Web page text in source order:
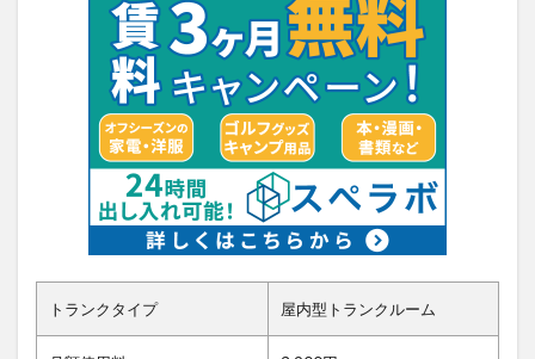
トランクタイプ 屋内型トランクルーム